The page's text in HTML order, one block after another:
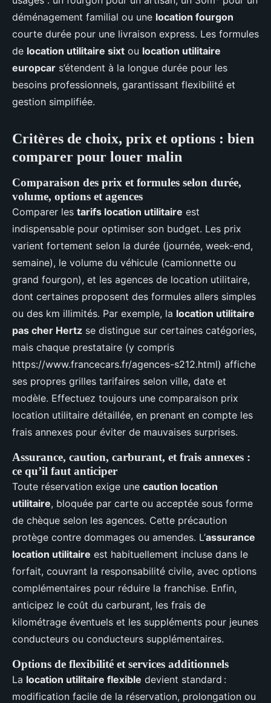
déménagement familial ou une location fourgon
courte durée pour une livraison express. Les formules
de location utilitaire sixt ou location utilitaire
europcar s’étendent à la longue durée pour les
besoins professionnels, garantissant flexibilité et
gestion simplifiée.
Critères de choix, prix et options : bien
comparer pour louer malin
Comparaison des prix et formules selon durée,
volume, options et agences
Comparer les tarifs location utilitaire est
indispensable pour optimiser son budget. Les prix
varient fortement selon la durée (journée, week-end,
semaine), le volume du véhicule (camionnette ou
grand fourgon), et les agences de location utilitaire,
dont certaines proposent des formules allers simples
ou des km illimités. Par exemple, la location utilitaire
pas cher Hertz se distingue sur certaines catégories,
mais chaque prestataire (y compris
https://www.francecars.fr/agences-s212.html) affiche
ses propres grilles tarifaires selon ville, date et
modèle. Effectuez toujours une comparaison prix
location utilitaire détaillée, en prenant en compte les
frais annexes pour éviter de mauvaises surprises.
Assurance, caution, carburant, et frais annexes :
ce qu’il faut anticiper
Toute réservation exige une caution location
utilitaire, bloquée par carte ou acceptée sous forme
de chèque selon les agences. Cette précaution
protège contre dommages ou amendes. L’assurance
location utilitaire est habituellement incluse dans le
forfait, couvrant la responsabilité civile, avec options
complémentaires pour réduire la franchise. Enfin,
anticipez le coût du carburant, les frais de
kilométrage éventuels et les suppléments pour jeunes
conducteurs ou conducteurs supplémentaires.
Options de flexibilité et services additionnels
La location utilitaire flexible devient standard :
modification facile de la réservation, prolongation ou